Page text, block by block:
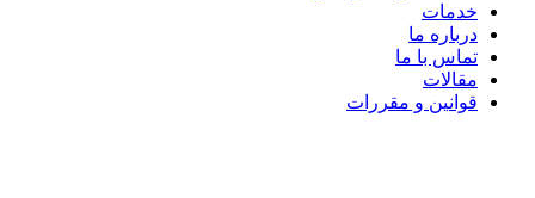
خدمات
درباره ما
تماس با ما
مقالات
قوانین و مقررات